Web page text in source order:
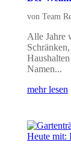
von Team
Alle Jahre
Namen...
mehr lesen